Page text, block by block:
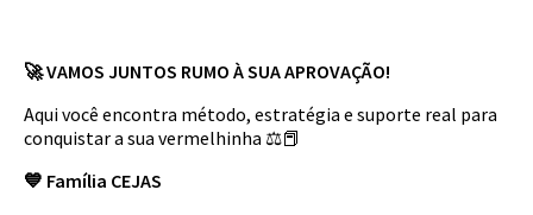
🚀 VAMOS JUNTOS RUMO À SUA APROVAÇÃO!
Aqui você encontra método, estratégia e suporte real para
conquistar a sua vermelhinha ⚖️📕
💙 Família CEJAS